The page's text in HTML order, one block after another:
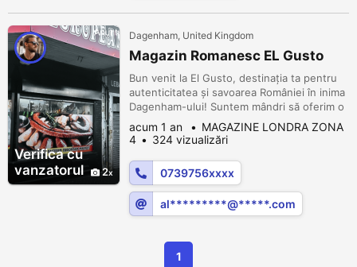
Verifica cu
vanzatorul
2
Dagenham, United Kingdom
Magazin Romanesc EL Gusto
Bun venit la El Gusto, destinația ta pentru
autenticitatea și savoarea României în inima
Dagenham-ului! Suntem mândri să oferim o
varietate bogată de produse românești,
aducând o fărâmă de tradiție și gust
europeană. De la delicatese tradiționale la
ingrediente autentice, găsești tot ce ai
nevoie pentru a-ți satisface pofta de...
acum 1 an
MAGAZINE LONDRA ZONA
4
324 vizualizări
0739756xxxx
al*********@*****.com
1